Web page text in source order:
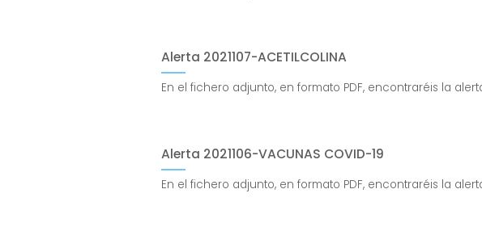
Alerta 2021107-ACETILCOLINA
En el fichero adjunto, en formato PDF, encontraréis la
Alerta 2021106-VACUNAS COVID-19
En el fichero adjunto, en formato PDF, encontraréis la